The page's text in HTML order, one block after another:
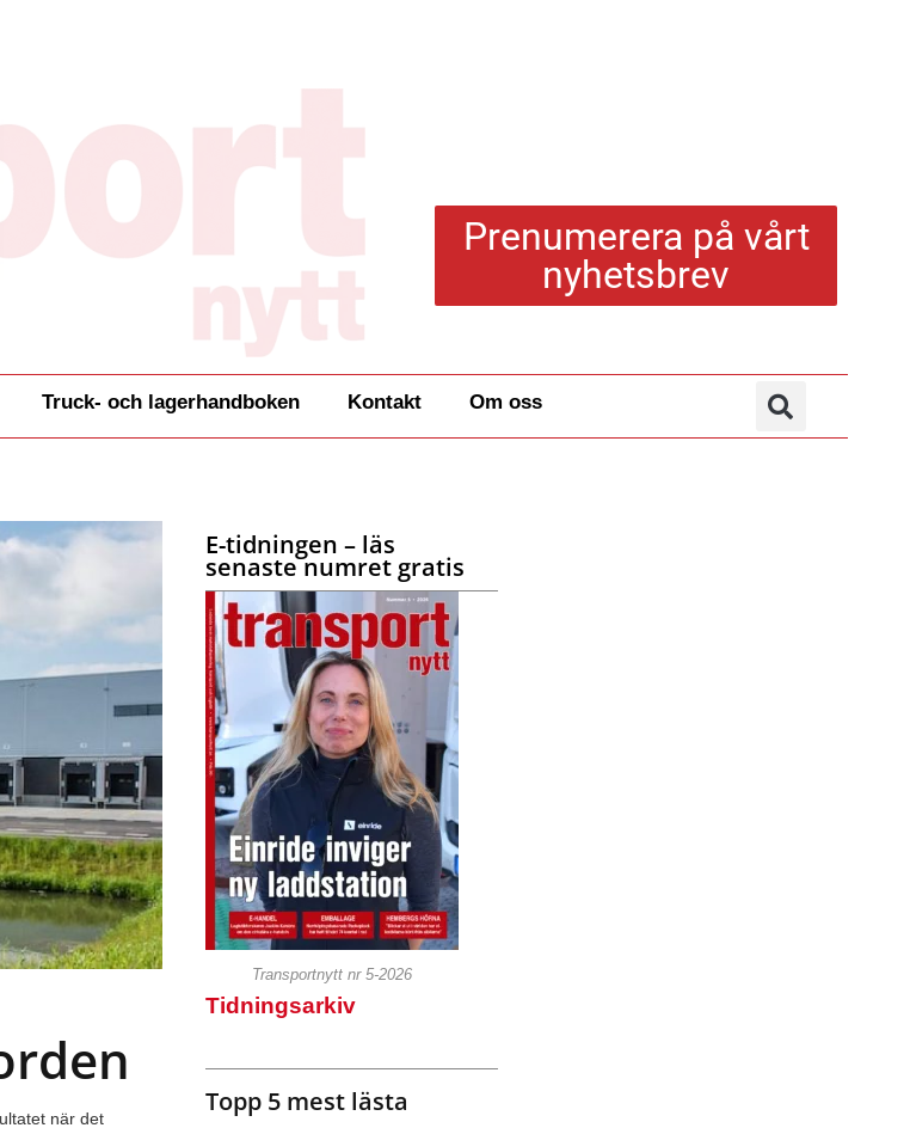
Prenumerera på vårt
nyhetsbrev
Truck- och lagerhandboken Kontakt Om oss
när det
E-tidningen – läs
senaste numret gratis
Transportnytt nr 5-2026
Tidningsarkiv
Topp 5 mest lästa